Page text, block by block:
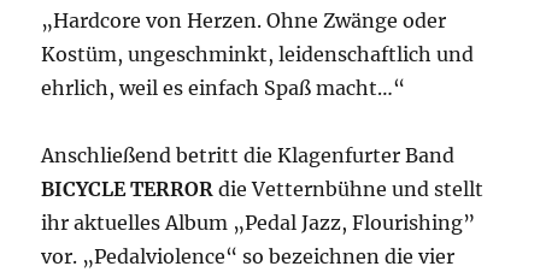
„Hardcore von Herzen. Ohne Zwänge oder
Kostüm, ungeschminkt, leidenschaftlich und
ehrlich, weil es einfach Spaß macht…“
Anschließend betritt die Klagenfurter Band
BICYCLE TERRORdie Vetternbühne und stellt
ihr aktuelles Album „Pedal Jazz, Flourishing”
vor. „Pedalviolence“ so bezeichnen die vier